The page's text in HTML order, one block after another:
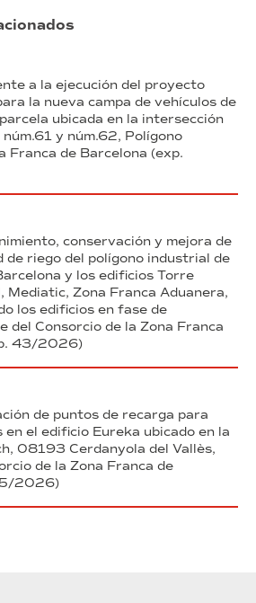
a la ejecución del proyecto
la nueva campa de vehículos de
ubicada en la intersección
y núm.62, Polígono
Franca de Barcelona (exp.
conservación y mejora de
de riego del polígono industrial de
y los edificios Torre
Mediatic, Zona Franca Aduanera,
los edificios en fase de
del Consorcio de la Zona Franca
43/2026)
de puntos de recarga para
el edificio Eureka ubicado en la
08193 Cerdanyola del Vallès,
de la Zona Franca de
2026)